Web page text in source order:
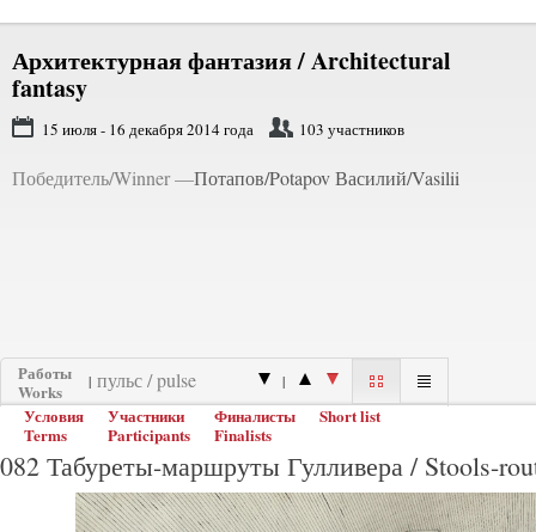
Архитектурная фантазия /Architectural
fantasy
15 июля - 16 декабря 2014 года 103 участников
Победитель/Winner —Потапов/Potapov Василий/Vasilii
Работы
Works
| |
Условия
Terms
Участники
Participants
Финалисты
Finalists
Short list
082 Табуреты-маршруты Гулливера / Stools-